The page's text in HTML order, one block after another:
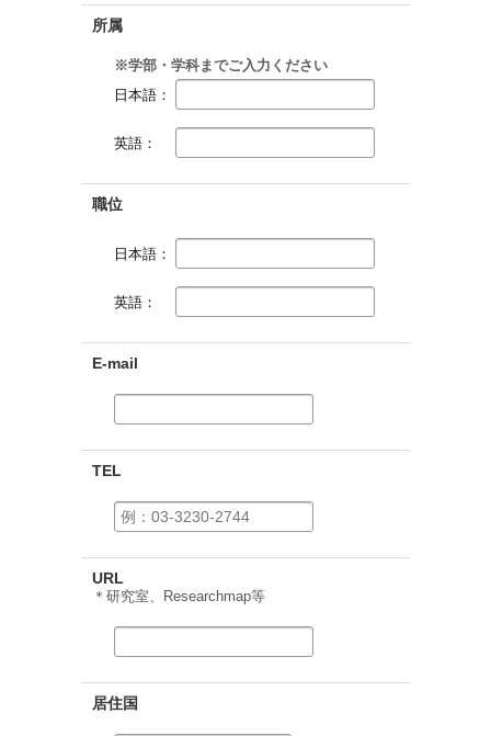
所属
※学部・学科までご入力ください
日本語：
英語：
職位
日本語：
英語：
E-mail
TEL
URL
＊研究室、Researchmap等
居住国